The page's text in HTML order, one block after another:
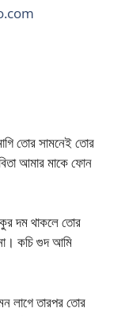
তোর সামনেই তোর
আমার মাকে ফোন
দম থাকলে তোর
কচি গুদ আমি
লাগে তারপর তোর